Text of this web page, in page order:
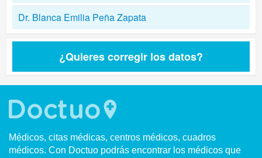
Dr. Blanca Emilia Peña Zapata
¿Quieres corregir los datos?
Médicos, citas médicas, centros médicos, cuadros
médicos. Con Doctuo podrás encontrar los médicos que